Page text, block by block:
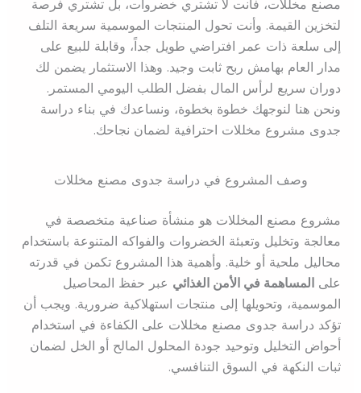
لتخزين القيمة. وأنت تحول المنتجات الموسمية سريعة التلف
إلى سلعة ذات عمر افتراضي طويل جداً، وقابلة للبيع على
مدار العام بهامش ربح ثابت وجيد. وهذا الاستثمار يضمن لك
دوران سريع لرأس المال بفضل الطلب اليومي المستمر.
ونحن هنا لنوجهك خطوة بخطوة، ونساعدك في بناء دراسة
جدوى مشروع مخللات احترافية لضمان نجاحك.
وصف المشروع في دراسة جدوى مصنع مخللات
مشروع مصنع المخللات هو منشأة صناعية متخصصة في
معالجة وتخليل وتعبئة الخضروات والفواكه المتنوعة باستخدام
محاليل ملحية أو خلية. وأهمية هذا المشروع تكمن في قدرته
على المساهمة في الأمن الغذائيعبر حفظ المحاصيل
الموسمية، وتحويلها إلى منتجات استهلاكية ضرورية. ويجب أن
تؤكد دراسة جدوى مصنع مخللات على الكفاءة في استخدام
أحواض التخليل وتوحيد جودة المحلول المالح أو الخل لضمان
ثبات النكهة في السوق التنافسي.